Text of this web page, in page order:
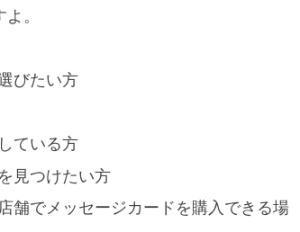
。
びたい方
ている方
見つけたい方
舗でメッセージカードを購入できる場